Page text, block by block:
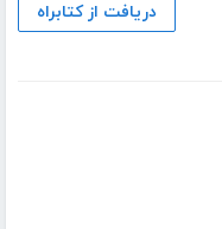
دریافت از کتابراه